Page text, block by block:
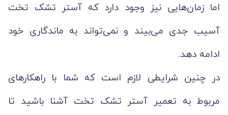
اما زمان‌هایی نیز وجود دارد که آستر تشک تخت
آسیب جدی می‌بیند و نمی‌تواند به ماندگاری خود
ادامه دهد.
در چنین شرایطی لازم است که شما با راهکارهای
مربوط به تعمیر آستر تشک تخت آشنا باشید تا